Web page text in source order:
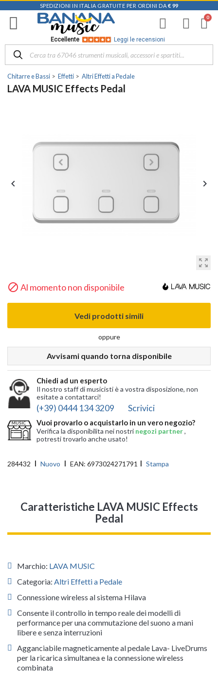
SPEDIZIONI IN ITALIA GRATUITE PER ORDINI DA € 99
Eccellente Leggi le recensioni
Chitarre e Bassi Effetti Altri Effetti a Pedale
LAVA MUSIC Effects Pedal
zoom_out_map
 
 Al momento non disponibile
Vedi prodotti simili
oppure
Avvisami quando torna disponibile
Chiedi ad un esperto
Il nostro staff di musicisti è a vostra disposizione, non
esitate a contattarci!
(+39) 0444 134 3209 Scrivici
Vuoi provarlo o acquistarlo in un vero negozio?
Verifica la disponibilita nei nostri negozi partner,
potresti trovarlo anche usato!
284432 Nuovo EAN: 6973024271791 Stampa
Caratteristiche LAVA MUSIC Effects
Pedal
Marchio: LAVA MUSIC
Categoria: Altri Effetti a Pedale
Connessione wireless al sistema Hilava
Consente il controllo in tempo reale dei modelli di
performance per una commutazione del suono a mani
libere e senza interruzioni
Agganciabile magneticamente al pedale Lava- LiveDrums
per la ricarica simultanea e la connessione wireless
combinata